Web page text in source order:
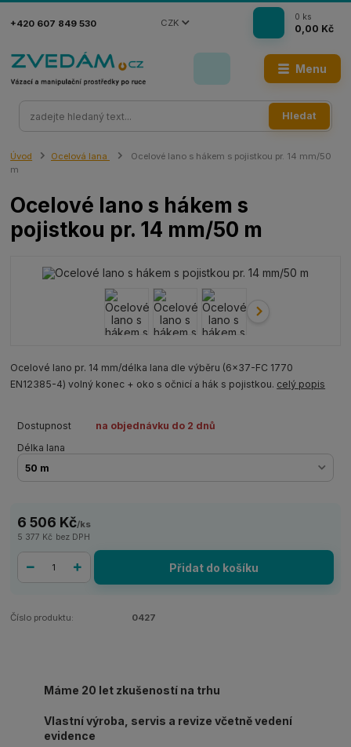
Menu
CZK
Hledat
+420 607 849 530
0 ks
0,00 Kč
Úvod Ocelová lana
Ocelové lano s hákem s pojistkou pr. 14 mm/50
m
Ocelové lano s hákem s
pojistkou pr. 14 mm/50 m
Ocelové lano pr. 14 mm/délka lana dle výběru (6x37-FC 1770
EN12385-4) volný konec + oko s očnicí a hák s pojistkou. celý popis
Dostupnost
na objednávku do 2 dnů
Délka lana
6 506 Kč/ks
5 377 Kč bez DPH
Přidat do košíku
Číslo produktu: 0427
Máme 20 let zkušeností na trhu
Vlastní výroba, servis a revize včetně vedení
evidence